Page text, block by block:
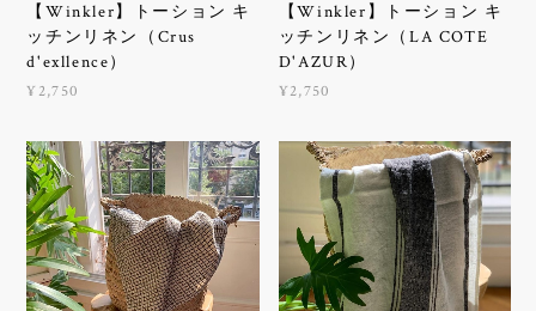
【Winkler】トーション キ
ッチンリネン（Crus
d'exllence）
¥2,750
【Winkler】トーション キ
ッチンリネン（LA COTE
D'AZUR）
¥2,750